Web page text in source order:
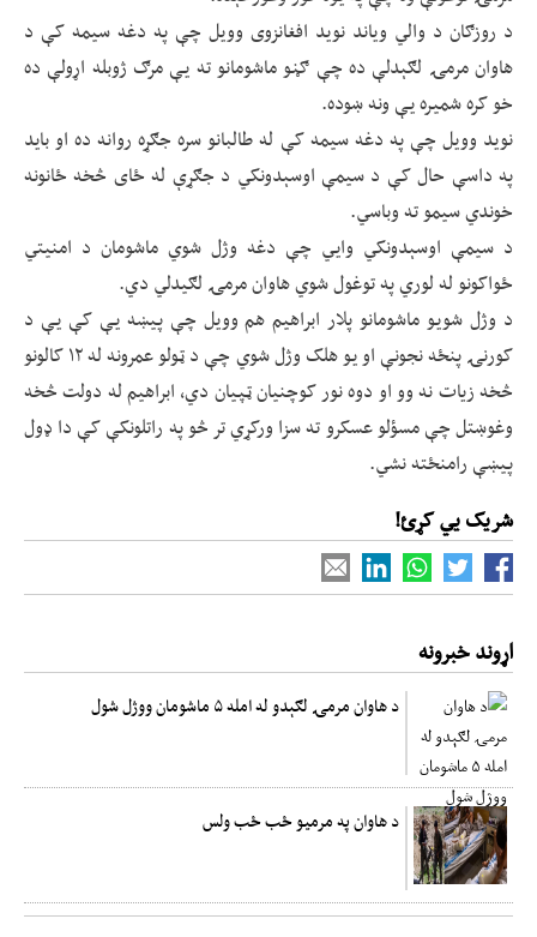
د روزګان د والي وياند نويد افغانزوی وويل چې په دغه سيمه کې د
هاوان مرمۍ لګېدلې ده چې ګڼو ماشومانو ته يې مرګ ژوبله اړولې ده
خو کره شميره يې ونه ښوده.
نويد وويل چې په دغه سيمه کې له طالبانو سره جګړه روانه ده او بايد
په داسې حال کې د سيمې اوسېدونکي د جګړې له ځای څخه ځانونه
خوندي سيمو ته وباسي.
د سيمې اوسېدونکي وايي چې دغه وژل شوي ماشومان د امنيتي
ځواکونو له لوري په توغول شوي هاوان مرمۍ لګيدلي دي.
د وژل شويو ماشومانو پلار ابراهيم هم وويل چې پيښه يې کې يې د
کورنۍ پنځه نجونې او يو هلک وژل شوي چې د ټولو عمرونه له ۱۲ کالونو
څخه زیات نه وو او دوه نور کوچنيان ټپيان دي، ابراهيم له دولت څخه
وغوښتل چې مسؤلو عسکرو ته سزا ورکړي تر څو په راتلونکې کې دا ډول
پيښې رامنځته نشي.
شریک یي کړئ!
اړوند خبرونه
د هاوان مرمۍ لګېدو له امله ۵ ماشومان ووژل شول
د هاوان په مرمیو ځب ځب ولس